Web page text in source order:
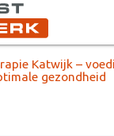
Katwijk –
gezondheid